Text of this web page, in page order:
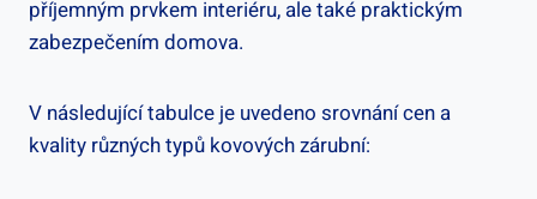
příjemným prvkem interiéru, ale také praktickým
zabezpečením domova.
V následující tabulce je uvedeno srovnání cen a
kvality různých typů kovových zárubní: